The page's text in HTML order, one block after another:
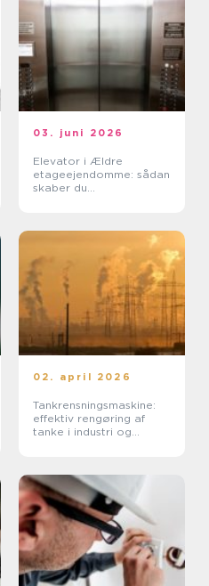
03. juni 2026
Elevator i Ældre
etageejendomme: sådan
skaber du
02. april 2026
Tankrensningsmaskine:
effektiv rengøring af
tanke i industri og